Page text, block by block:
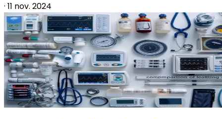
· 11 nov. 2024